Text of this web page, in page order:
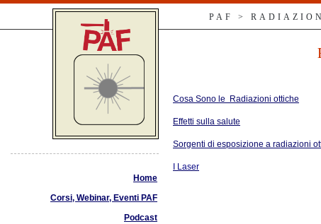
PAF >
Home
Corsi, Webinar, Eventi PAF
Podcast
Cosa Sono le Radiazioni ottiche
Effetti sulla salute
Sorgenti di esposizione a radiazioni
I Laser